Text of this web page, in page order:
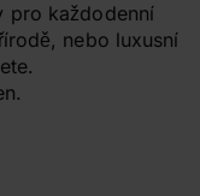
pro každodenní
nebo luxusní